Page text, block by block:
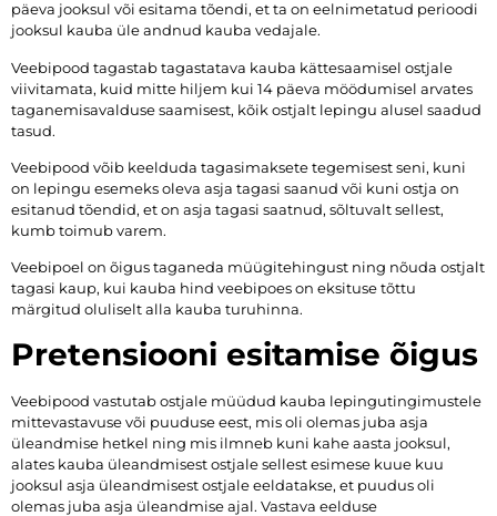
päeva jooksul või esitama tõendi, et ta on eelnimetatud perioodi
jooksul kauba üle andnud kauba vedajale.
Veebipood tagastab tagastatava kauba kättesaamisel ostjale
viivitamata, kuid mitte hiljem kui 14 päeva möödumisel arvates
taganemisavalduse saamisest, kõik ostjalt lepingu alusel saadud
tasud.
Veebipood võib keelduda tagasimaksete tegemisest seni, kuni
on lepingu esemeks oleva asja tagasi saanud või kuni ostja on
esitanud tõendid, et on asja tagasi saatnud, sõltuvalt sellest,
kumb toimub varem.
Veebipoel on õigus taganeda müügitehingust ning nõuda ostjalt
tagasi kaup, kui kauba hind veebipoes on eksituse tõttu
märgitud oluliselt alla kauba turuhinna.
Pretensiooni esitamise õigus
Veebipood vastutab ostjale müüdud kauba lepingutingimustele
mittevastavuse või puuduse eest, mis oli olemas juba asja
üleandmise hetkel ning mis ilmneb kuni kahe aasta jooksul,
alates kauba üleandmisest ostjale sellest esimese kuue kuu
jooksul asja üleandmisest ostjale eeldatakse, et puudus oli
olemas juba asja üleandmise ajal. Vastava eelduse